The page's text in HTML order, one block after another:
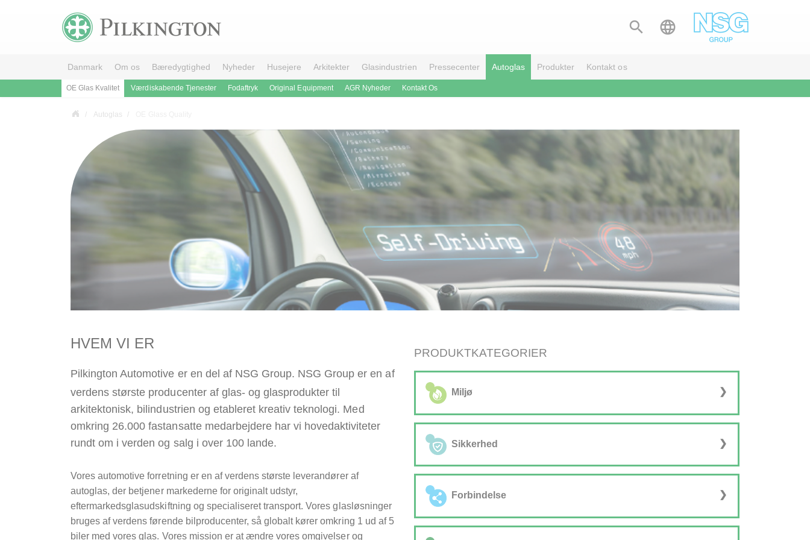
 
Danmark Om os Bæredygtighed Nyheder Husejere Arkitekter Glasindustrien Pressecenter Autoglas Produkter Kontakt os
OE Glas Kvalitet Værdiskabende Tjenester Fodaftryk Original Equipment AGR Nyheder Kontakt Os
Autoglas
HVEM VI ER
Pilkington Automotive er en del af NSG Group. NSG Group er en af
verdens største producenter af glas- og glasprodukter til
arkitektonisk, bilindustrien og etableret kreativ teknologi. Med
omkring 26.000 fastansatte medarbejdere har vi hovedaktiviteter
rundt om i verden og salg i over 100 lande.
Vores automotive forretning er en af verdens største leverandører af
autoglas, der betjener markederne for originalt udstyr,
eftermarkedsglasudskiftning og specialiseret transport. Vores glasløsninger
bruges af verdens førende bilproducenter, så globalt kører omkring 1 ud af 5
biler med vores glas. Vores mission er at ændre vores omgivelser og
PRODUKTKATEGORIER
Miljø
Vores produkter hjælper med at reducere CO -udledningen:
• Solar Control Coatings
• Lavemissionsbelægninge
• Letvægts- og ultraletvægts-produkter
Sikkerhed
ulykkesforebyggelse ved hjælp af Advanced Driver Assistant Systems
(ADAS). Vores forruder er specialbygget til at integrere kamera- og
sensorsystemer for at understøtte industrien, når den bevæger sig mod
Forbindelse
Vi er alt, der er mellem dig og vejen forude. Med vores produkter